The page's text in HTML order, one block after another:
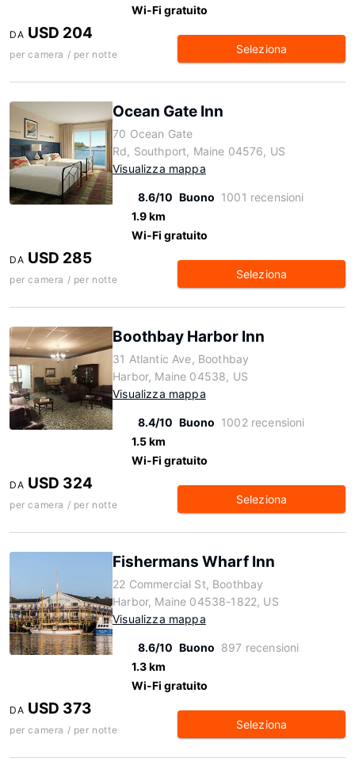
Wi-Fi gratuito
DA USD 204
per camera / per notte Seleziona
Ocean Gate Inn
70 Ocean Gate
Rd, Southport, Maine 04576, US
Visualizza mappa
8.6/10 Buono 1001 recensioni
1.9 km
Wi-Fi gratuito
DA USD 285
per camera / per notte Seleziona
Boothbay Harbor Inn
31 Atlantic Ave, Boothbay
Harbor, Maine 04538, US
Visualizza mappa
8.4/10 Buono 1002 recensioni
1.5 km
Wi-Fi gratuito
DA USD 324
per camera / per notte Seleziona
Fishermans Wharf Inn
22 Commercial St, Boothbay
Harbor, Maine 04538-1822, US
Visualizza mappa
8.6/10 Buono 897 recensioni
1.3 km
Wi-Fi gratuito
DA USD 373
per camera / per notte Seleziona